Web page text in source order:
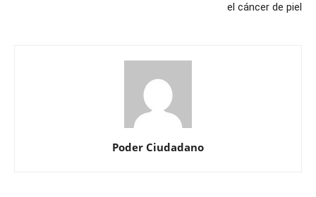
el cáncer de piel
Poder Ciudadano